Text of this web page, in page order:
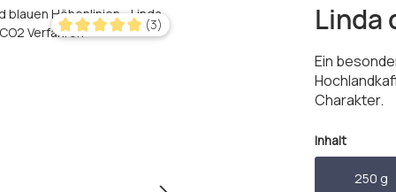
Durchschnittliche Bewertung von 5 von 5 Sternen
(3) Linda
Ein
Charakter.
Inhalt
250 g